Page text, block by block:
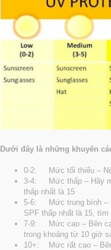
Dưới đây là những khuyến
0-2: Mức tối thiểu –
3-4: Mức thấp – Hãy
thấp nhất là 15
5-6: Mức trung bình –
SPF thấp nhất là 15, tìm
7-9: Mức cao – Bên
trong khoảng từ 10 giờ
10+: Mức rất cao –